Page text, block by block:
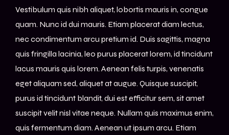
Vestibulum quis nibh aliquet, lobortis mauris in, congue
quam. Nunc id dui mauris. Etiam placerat diam lectus,
nec condimentum arcu pretium id. Duis sagittis, magna
quis fringilla lacinia, leo purus placerat lorem, id tincidunt
lacus mauris quis lorem. Aenean felis turpis, venenatis
eget aliquam sed, aliquet at augue. Quisque suscipit,
purus id tincidunt blandit, dui est efficitur sem, sit amet
suscipit velit nisl vitae neque. Nullam quis maximus enim,
quis fermentum diam. Aenean ut ipsum arcu. Etiam